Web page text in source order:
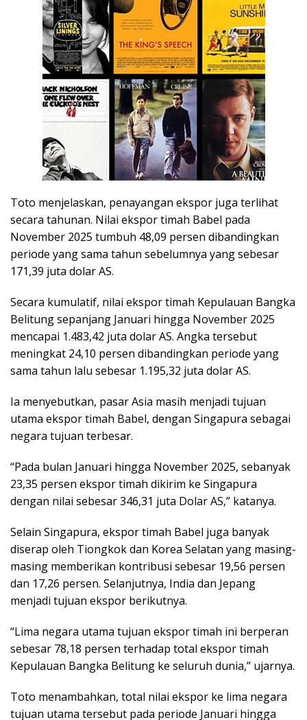
Toto menjelaskan, penayangan ekspor juga terlihat
secara tahunan. Nilai ekspor timah Babel pada
November 2025 tumbuh 48,09 persen dibandingkan
periode yang sama tahun sebelumnya yang sebesar
171,39 juta dolar AS.
Secara kumulatif, nilai ekspor timah Kepulauan Bangka
Belitung sepanjang Januari hingga November 2025
mencapai 1.483,42 juta dolar AS. Angka tersebut
meningkat 24,10 persen dibandingkan periode yang
sama tahun lalu sebesar 1.195,32 juta dolar AS.
Ia menyebutkan, pasar Asia masih menjadi tujuan
utama ekspor timah Babel, dengan Singapura sebagai
negara tujuan terbesar.
“Pada bulan Januari hingga November 2025, sebanyak
23,35 persen ekspor timah dikirim ke Singapura
dengan nilai sebesar 346,31 juta Dolar AS,” katanya.
Selain Singapura, ekspor timah Babel juga banyak
diserap oleh Tiongkok dan Korea Selatan yang masing-
masing memberikan kontribusi sebesar 19,56 persen
dan 17,26 persen. Selanjutnya, India dan Jepang
menjadi tujuan ekspor berikutnya.
“Lima negara utama tujuan ekspor timah ini berperan
sebesar 78,18 persen terhadap total ekspor timah
Kepulauan Bangka Belitung ke seluruh dunia,” ujarnya.
Toto menambahkan, total nilai ekspor ke lima negara
tujuan utama tersebut pada periode Januari hingga